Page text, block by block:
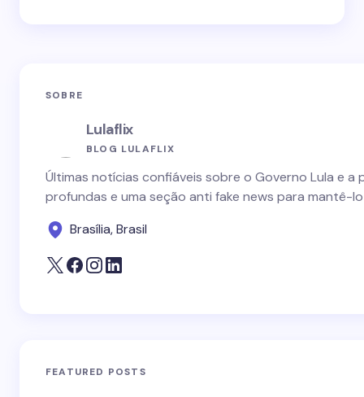
SOBRE
Lulaflix
BLOG LULAFLIX
Últimas notícias confiáveis sobre o Governo Lula e
profundas e uma seção anti fake news para mantê-
Brasília, Brasil
FEATURED POSTS